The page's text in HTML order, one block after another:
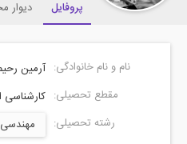
پروفایل
دیوار
نام و نام خانوادگی: آرمین
مقطع تحصیلی: کارشناسی
رشته تحصیلی: